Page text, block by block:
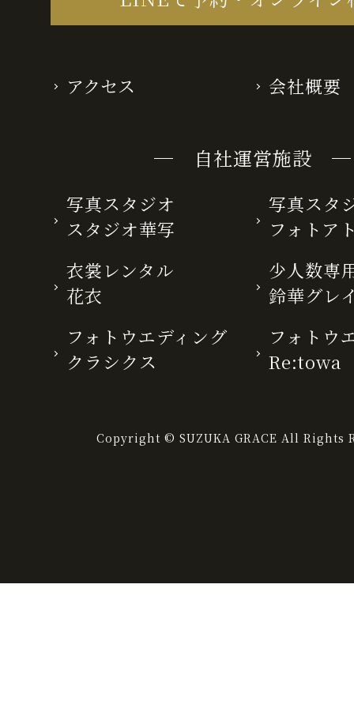
アクセス 会社概要
─ 自社運営施設 ─
写真スタジオ
スタジオ華写
写真スタ
フォトア
衣裳レンタル
花衣
少人数専
鈴華グレ
フォトウエディング
クラシクス
フォトウ
Re:towa
Copyright © SUZUKA GRACE All Rights